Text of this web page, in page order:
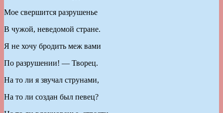
Мое свершится разрушенье
В чужой, неведомой стране.
Я не хочу бродить меж вами
По разрушении! — Творец.
На то ли я звучал струнами,
На то ли создан был певец?